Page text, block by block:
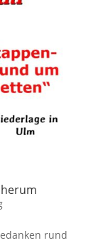
rund